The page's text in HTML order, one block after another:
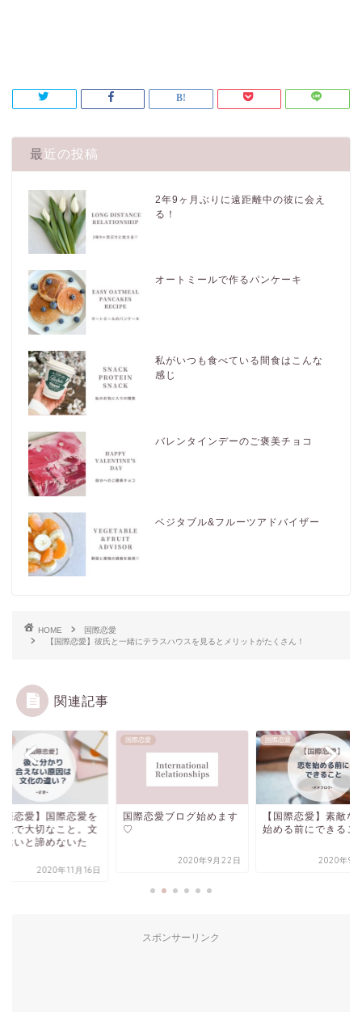
最近の投稿
2年9ヶ月ぶりに遠距離中の彼に会え
る！
オートミールで作るパンケーキ
私がいつも食べている間食はこんな
感じ
バレンタインデーのご褒美チョコ
ベジタブル&フルーツアドバイザー
HOME
国際恋愛
【国際恋愛】彼氏と一緒にテラスハウスを見るとメリットがたくさん！
関連記事
際恋愛】国際恋愛を
上で大切なこと。文
違いと諦めないた
2020年11月16日
国際恋愛
国際恋愛ブログ始めます
♡
2020年9月22日
国際恋愛
【国際恋愛】素敵な
始める前にできるこ
2020年9
スポンサーリンク